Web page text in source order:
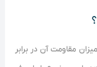
مقاومت آن در برابر